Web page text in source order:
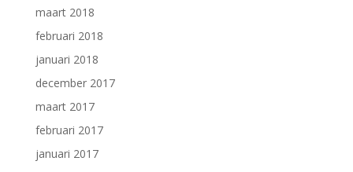
maart 2018
februari 2018
januari 2018
december 2017
maart 2017
februari 2017
januari 2017